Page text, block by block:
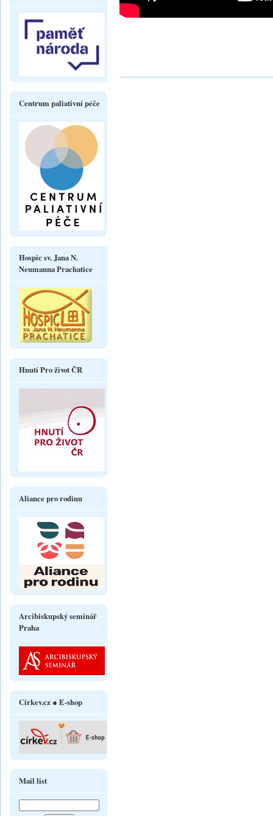
Centrum paliativní péče
Hospic sv. Jana N.
Neumanna Prachatice
Hnutí Pro život ČR
Aliance pro rodinu
Arcibiskupský seminář
Praha
Církev.cz ● E-shop
Mail list